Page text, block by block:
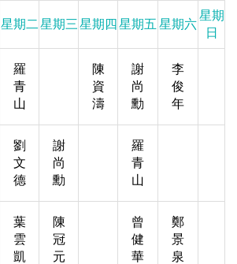
星期二 星期三星期四 星期五 星期六
星期
日
羅
青
山
陳
資
濤
謝
尚
勳
李
俊
年
劉
文
德
謝
尚
勳
羅
青
山
葉
雲
凱
陳
冠
元
曾
健
華
鄭
景
泉